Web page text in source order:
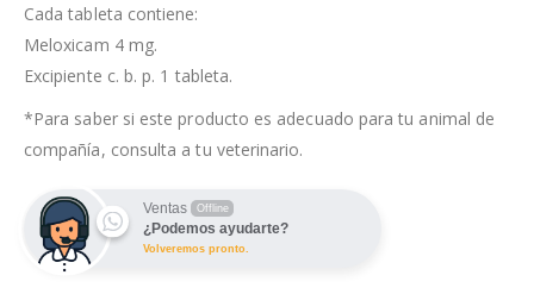
Cada tableta contiene:
Meloxicam 4 mg.
Excipiente c. b. p. 1 tableta.
*Para saber si este producto es adecuado para tu animal de
compañía, consulta a tu veterinario.
Ventas Offline
¿Podemos ayudarte?
Volveremos pronto.